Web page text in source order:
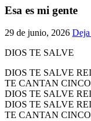
Esa es mi gente
29 de junio, 2026
DIOS TE SALVE
DIOS TE SALVE
TE CANTAN
DIOS TE SALVE
DIOS TE SALVE
TE CANTAN
¡Bienvenido!
Historia de la
¿Cuándo es la